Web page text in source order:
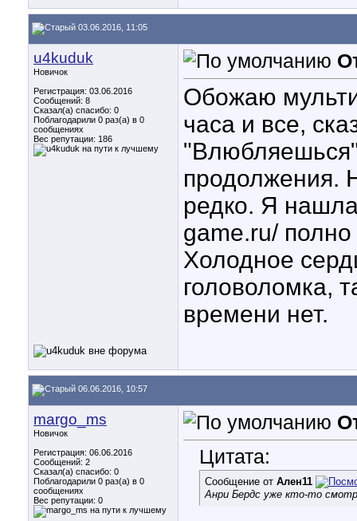
03.06.2016, 11:05
u4kuduk
Новичок
Регистрация: 03.06.2016
Сообщений: 8
Сказал(а) спасибо: 0
Поблагодарили 0 раз(а) в 0
сообщениях
Вес репутации: 186
Обожаю
часа и все,
"Влюбляешься"
продолжения.
редко. Я
game.ru/
Холодное
головоломка,
времени нет.
06.06.2016, 10:57
margo_ms
Новичок
Регистрация: 06.06.2016
Сообщений: 2
Сказал(а) спасибо: 0
Поблагодарили 0 раз(а) в 0
сообщениях
Вес репутации: 0
Цитата:
Сообщение от Ален11
Анри Бердс уже кто-то